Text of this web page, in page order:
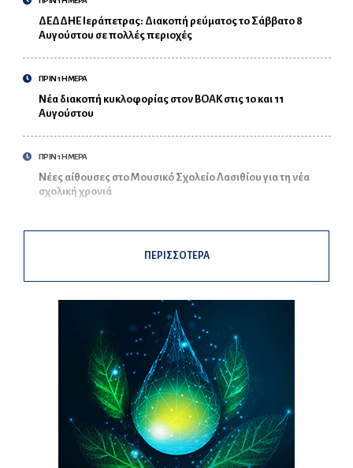
ΔΕΔΔΗΕ Ιεράπετρας: Διακοπή ρεύματος το Σάββατο 8
Αυγούστου σε πολλές περιοχές
ΠΡΙΝ 1 ΗΜΕΡΑ
Νέα διακοπή κυκλοφορίας στον ΒΟΑΚ στις 10 και 11
Αυγούστου
ΠΡΙΝ 1 ΗΜΕΡΑ
Νέες αίθουσες στο Μουσικό Σχολείο Λασιθίου για τη νέα
σχολική χρονιά
ΠΕΡΙΣΣΟΤΕΡΑ